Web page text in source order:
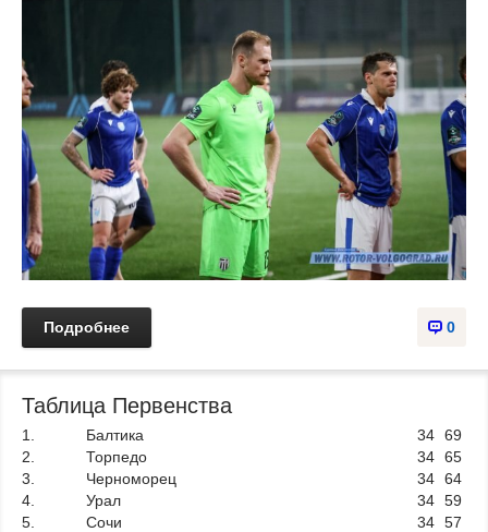
0
Подробнее
Таблица Первенства
1. Балтика 34 69
2.
Торпедо 34 65
3.
Черноморец 34 64
4.
Урал 34 59
5.
Сочи 34 57